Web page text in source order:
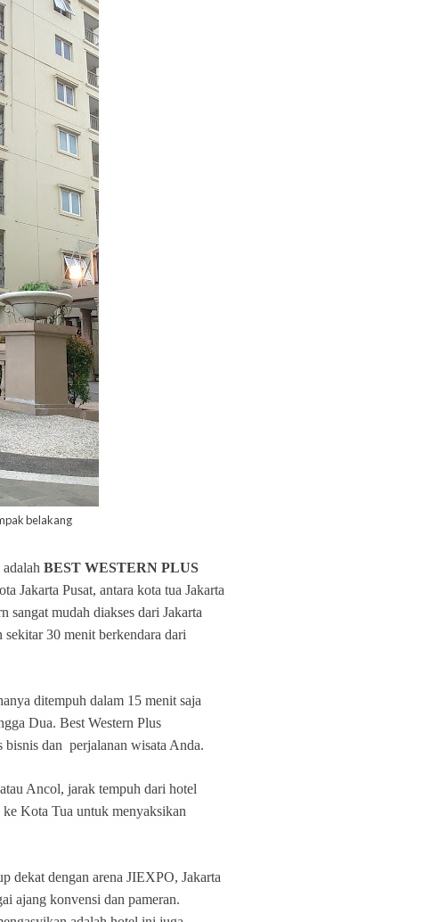
belakang
BEST WESTERN PLUS
Jakarta Pusat, antara kota tua Jakarta
sangat mudah diakses dari Jakarta
30 menit berkendara dari
ditempuh dalam 15 menit saja
Dua. Best Western Plus
bisnis dan perjalanan wisata Anda.
Ancol, jarak tempuh dari hotel
Kota Tua untuk menyaksikan
dekat dengan arena JIEXPO, Jakarta
ajang konvensi dan pameran.